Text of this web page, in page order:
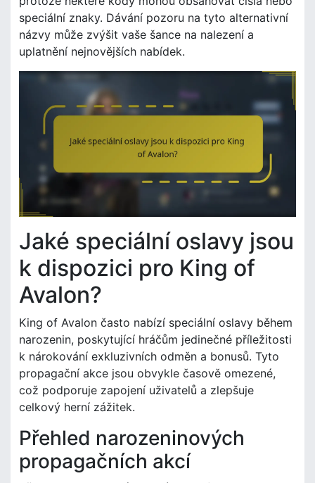
speciální znaky. Dávání pozoru na tyto alternativní
názvy může zvýšit vaše šance na nalezení a
uplatnění nejnovějších nabídek.
Jaké speciální oslavy jsou
k dispozici pro King of
Avalon?
King of Avalon často nabízí speciální oslavy během
narozenin, poskytující hráčům jedinečné příležitosti
k nárokování exkluzivních odměn a bonusů. Tyto
propagační akce jsou obvykle časově omezené,
což podporuje zapojení uživatelů a zlepšuje
celkový herní zážitek.
Přehled narozeninových
propagačních akcí